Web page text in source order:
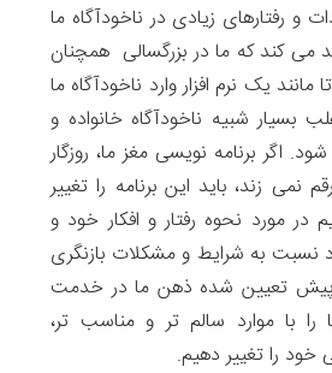
و رفتارهای زیادی در ناخودآگاه ما
می کند که ما در بزرگسالی همچنان
مانند یک نرم افزار وارد ناخودآگاه ما
بسیار شبیه ناخودآگاه خانواده و
اگر برنامه نویسی مغز ما، روزگار
نمی زند، باید این برنامه را تغییر
در مورد نحوه رفتار و افکار خود و
به شرایط و مشکلات بازنگری
پیش تعیین شده ذهن ما در خدمت
را با موارد سالم تر و مناسب تر،
خود را تغییر دهیم.